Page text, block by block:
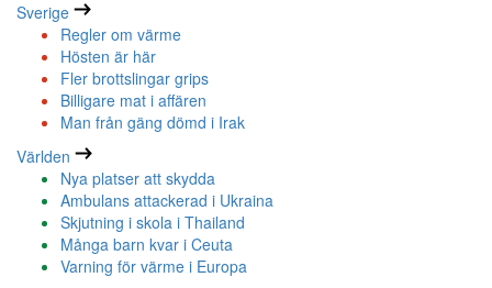
Sverige
Regler om värme
Hösten är här
Fler brottslingar grips
Billigare mat i affären
Man från gäng dömd i Irak
Världen
Nya platser att skydda
Ambulans attackerad i Ukraina
Skjutning i skola i Thailand
Många barn kvar i Ceuta
Varning för värme i Europa